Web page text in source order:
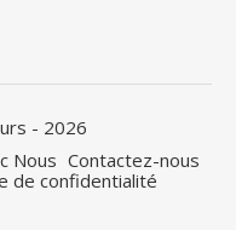
- 2026
Nous Contactez-nous
de confidentialité